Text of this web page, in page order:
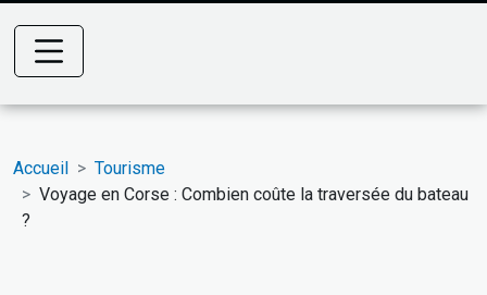
Accueil
Tourisme
Voyage en Corse : Combien coûte la traversée du bateau
?